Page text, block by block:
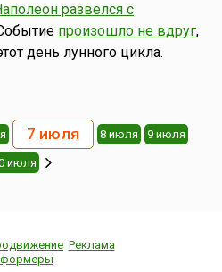
развелся с
произошло не вдруг,
день лунного цикла.
7 июля 8 июля 9 июля
июля
Реклама